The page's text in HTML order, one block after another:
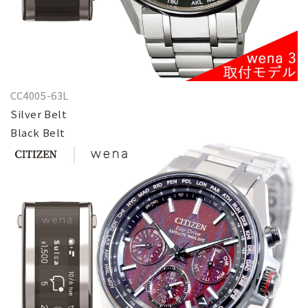
CC4005-63L
Silver Belt
Black Belt